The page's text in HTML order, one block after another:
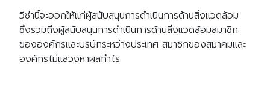
วีซ่านี้จะออกให้แก่ผู้สนับสนุนการดำเนินการด้านสิ่งแวดล้อม
ซึ่งรวมถึงผู้สนับสนุนการดำเนินการด้านสิ่งแวดล้อมสมาชิก
ขององค์กรและบริษัทระหว่างประเทศ สมาชิกของสมาคมและ
องค์กรไม่แสวงหาผลกำไร